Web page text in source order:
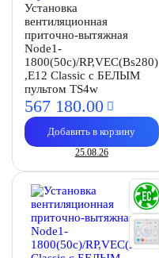
Установка
вентиляционная
приточно-вытяжная
Node1-
1800(50c)/RP,VEC(Bs280)
,E12 Classic с БЕЛЫМ
пультом TS4w
567 180.00
Добавить в корзину
25.08.26